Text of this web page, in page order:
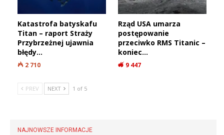
Katastrofa batyskafu
Titan – raport Straży
Przybrzeżnej ujawnia
błędy…
2 710
Rząd USA umarza
postępowanie
przeciwko RMS Titanic –
koniec…
9 447
PREV NEXT 1 of 5
NAJNOWSZE INFORMACJE